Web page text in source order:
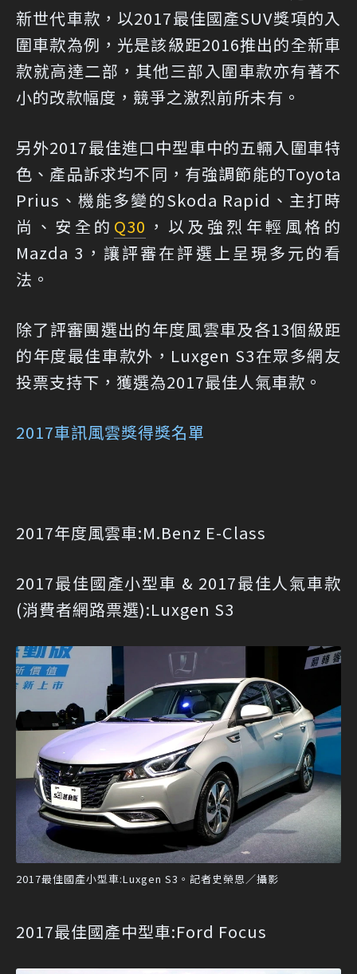
新世代車款，以2017最佳國產SUV獎項的入
圍車款為例，光是該級距2016推出的全新車
款就高達二部，其他三部入圍車款亦有著不
小的改款幅度，競爭之激烈前所未有。
另外2017最佳進口中型車中的五輛入圍車特
色、產品訴求均不同，有強調節能的Toyota
Prius、機能多變的Skoda Rapid、主打時
尚、安全的 Q30 ，以及強烈年輕風格的
Mazda 3，讓評審在評選上呈現多元的看
法。
除了評審團選出的年度風雲車及各13個級距
的年度最佳車款外，Luxgen S3在眾多網友
投票支持下，獲選為2017最佳人氣車款。
2017車訊風雲獎得獎名單
2017年度風雲車:M.Benz E-Class
2017最佳國產小型車 & 2017最佳人氣車款
(消費者網路票選):Luxgen S3
2017最佳國產小型車:Luxgen S3。記者史榮恩／攝影
2017最佳國產中型車:Ford Focus